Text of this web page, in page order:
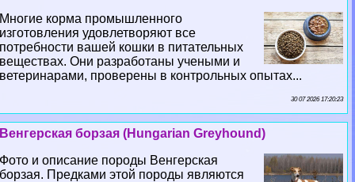
Многие корма промышленного
изготовления удовлетворяют все
потребности вашей кошки в питательных
веществах. Они разработаны учеными и
ветеринарами, проверены в контрольных опытах...
30 07 2026 17:20:23
Венгерская борзая (Hungarian Greyhound)
Фото и описание породы Венгерская
борзая. Предками этой породы являются